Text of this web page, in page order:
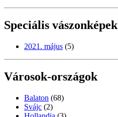
Speciális vászonképek
2021. május (5)
Városok-országok
Balaton (68)
Svájc (2)